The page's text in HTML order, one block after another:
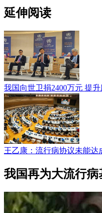
延伸阅读
我国向世卫捐2400万元 提
王乙康：流行病协议未能
我国再为大流行病